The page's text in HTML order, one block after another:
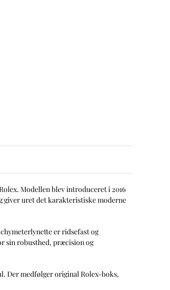
Modellen blev introduceret i 2016
giver uret det karakteristiske moderne
er ridsefast og
sin robusthed, præcision og
Der medfølger original Rolex-boks,